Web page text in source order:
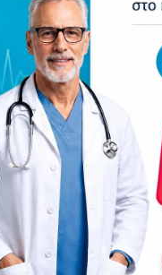
Δελτία
Σύμβουλος της